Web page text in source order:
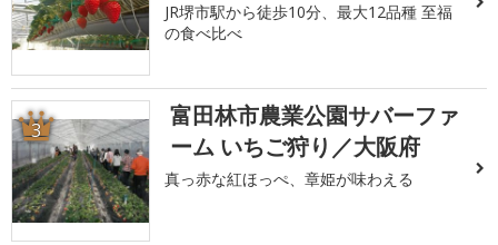
JR堺市駅から徒歩10分、最大12品種 至福
の食べ比べ
3
富田林市農業公園サバーファ
ーム いちご狩り／大阪府
真っ赤な紅ほっぺ、章姫が味わえる